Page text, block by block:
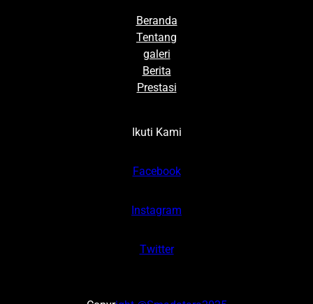
Beranda
Tentang
galeri
Berita
Prestasi
Ikuti Kami
Facebook
Instagram
Twitter